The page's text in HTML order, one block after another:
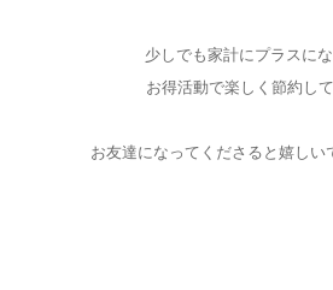
少しでも家計にプラスに
お得活動で楽しく節約し
お友達になってくださると嬉し